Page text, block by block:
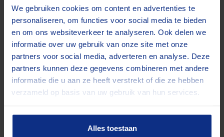
We gebruiken cookies om content en advertenties te
personaliseren, om functies voor social media te bieden
en om ons websiteverkeer te analyseren. Ook delen we
informatie over uw gebruik van onze site met onze
partners voor social media, adverteren en analyse. Deze
partners kunnen deze gegevens combineren met andere
informatie die u aan ze heeft verstrekt of die ze hebben
verzameld op basis van uw gebruik van hun services.
Alles toestaan
bagagewagens voor vakanties aan. Je leest het, voor
elke klus de juiste aanhangwagen.
Zeker een aanhangwagen
huren…
Als je op pad bent met een van onze aanhangers, hoef
je je geen zorgen te maken over het materieel, dat
onderhouden we zelf in onze eigen werkplaats. Dat is